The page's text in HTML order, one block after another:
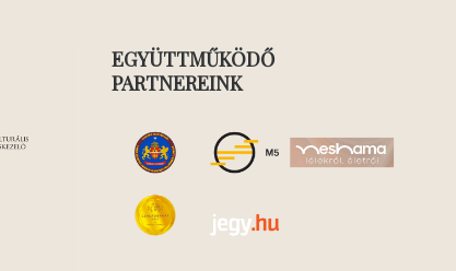
EGYÜTTMŰKÖDŐ
PARTNEREINK